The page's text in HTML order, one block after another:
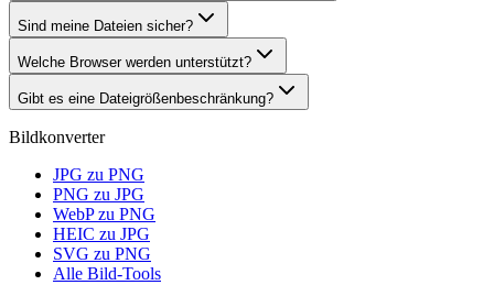
Sind meine Dateien sicher?
Welche Browser werden unterstützt?
Gibt es eine Dateigrößenbeschränkung?
Bildkonverter
JPG zu PNG
PNG zu JPG
WebP zu PNG
HEIC zu JPG
SVG zu PNG
Alle Bild-Tools